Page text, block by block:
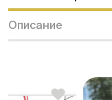
Описание